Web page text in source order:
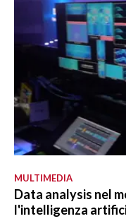
MULTIMEDIA
Data analysis nel
l'intelligenza